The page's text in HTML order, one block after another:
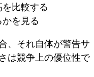
比較する
を見る
、それ自体が警告サ
は競争上の優位性で